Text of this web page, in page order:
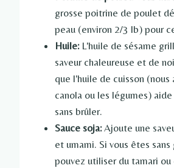
grosse poitrine de poulet
peau (environ 2/3 lb) pour
Huile: L'huile de sésame
saveur chaleureuse et de
que l'huile de cuisson (nous
canola ou les légumes)
sans brûler.
Sauce soja:Ajoute une
et umami. Si vous êtes
pouvez utiliser du tamari ou